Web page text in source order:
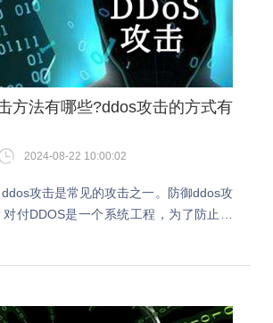
方法有哪些?ddos攻击的方式有
2024-08-22 10:00:02
攻击是常见的攻击之一。防御ddos攻
付DDOS是一个系统工程，为了防止我